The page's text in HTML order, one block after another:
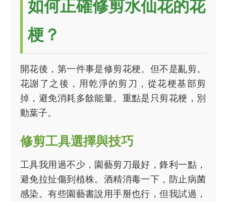
如何正確修剪水仙花的花
梗？
開花後，第一件事是修剪花梗。但不是亂剪。
花謝了之後，用乾淨的剪刀，從花梗基部剪
掉，避免消耗多餘能量。重點是只剪花梗，別
動葉子。
修剪工具選擇與技巧
工具我用過不少，園藝剪刀最好，鋒利一點，
避免拉扯傷到植株。酒精消毒一下，防止病菌
感染。有些園藝書說用手掰也行，但我試過，